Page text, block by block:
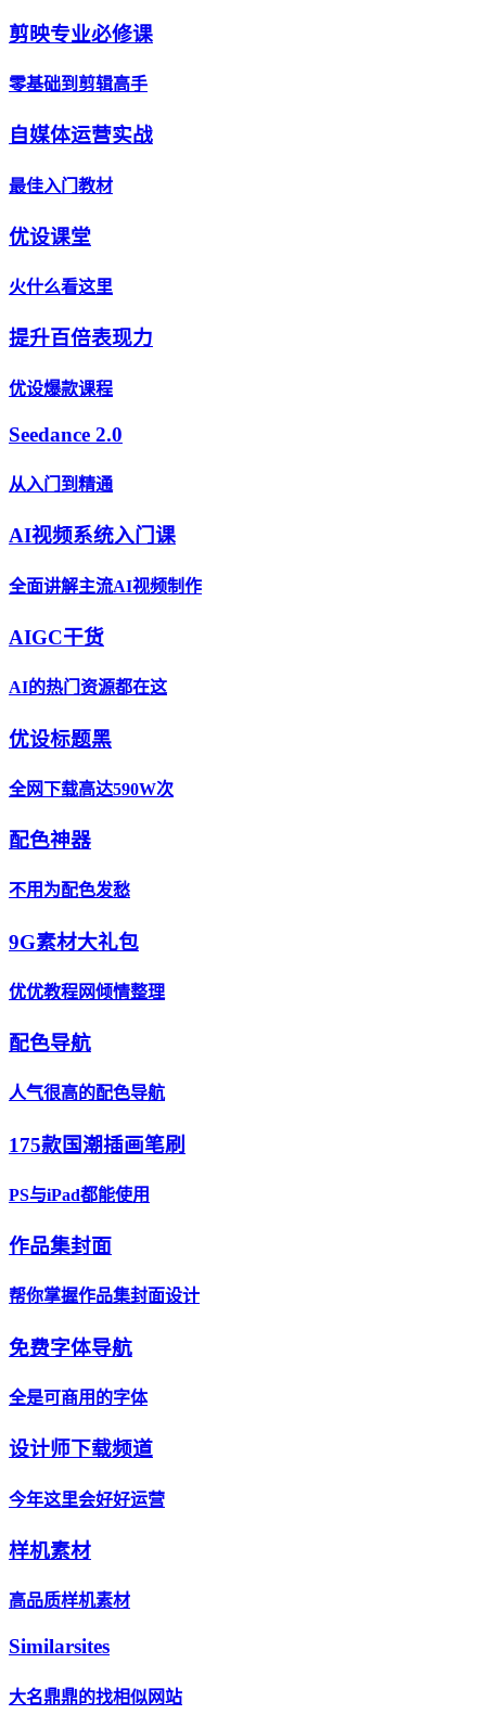
剪映专业必修课
零基础到剪辑高手
自媒体运营实战
最佳入门教材
优设课堂
火什么看这里
提升百倍表现力
优设爆款课程
Seedance 2.0
从入门到精通
AI视频系统入门课
全面讲解主流AI视频制作
AIGC干货
AI的热门资源都在这
优设标题黑
全网下载高达590W次
配色神器
不用为配色发愁
9G素材大礼包
优优教程网倾情整理
配色导航
人气很高的配色导航
175款国潮插画笔刷
PS与iPad都能使用
作品集封面
帮你掌握作品集封面设计
免费字体导航
全是可商用的字体
设计师下载频道
今年这里会好好运营
样机素材
高品质样机素材
Similarsites
大名鼎鼎的找相似网站